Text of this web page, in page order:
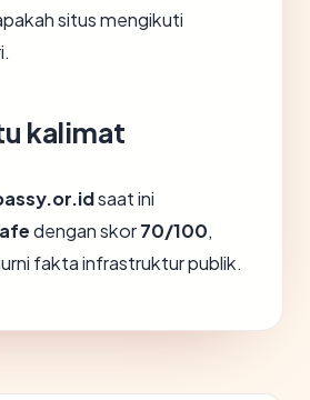
situs mengikuti
kalimat
saat ini
dengan skor70/100,
fakta infrastruktur publik.